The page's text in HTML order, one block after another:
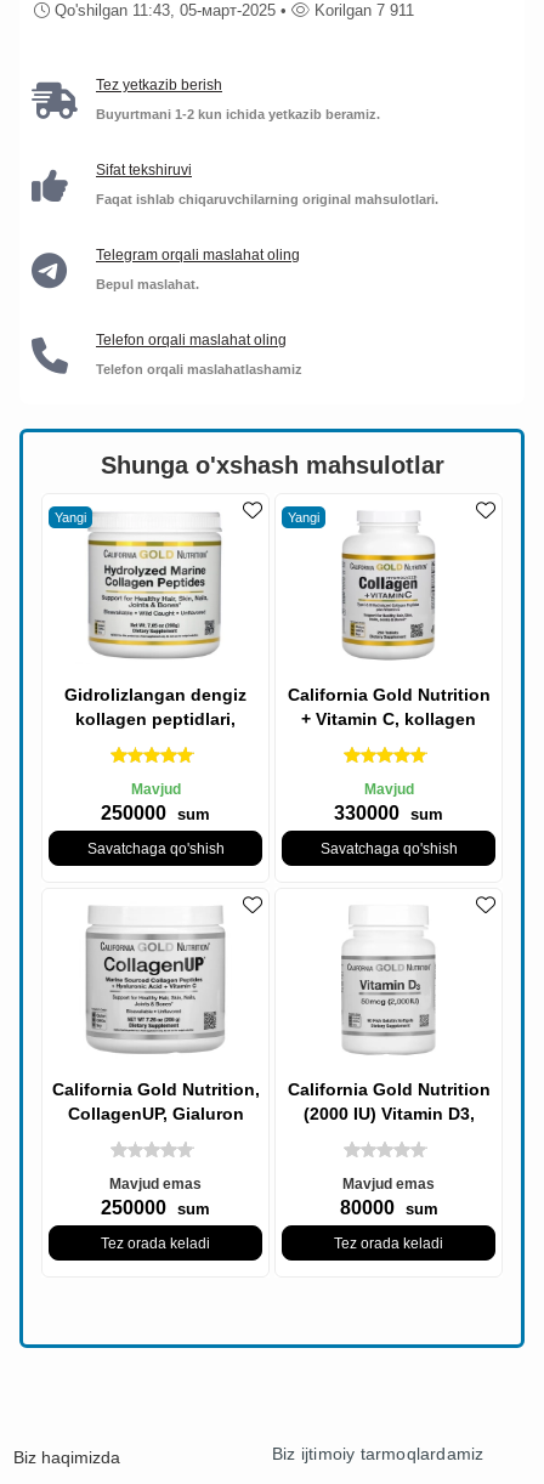
Qo'shilgan 11:43, 05-март-2025 • Korilgan 7 911
Tez yetkazib berish
Buyurtmani 1-2 kun ichida yetkazib beramiz.
Sifat tekshiruvi
Faqat ishlab chiqaruvchilarning original mahsulotlari.
Telegram orqali maslahat oling
Bepul maslahat.
Telefon orqali maslahat oling
Telefon orqali maslahatlashamiz
Shunga o'xshash mahsulotlar
Yangi
Gidrolizlangan dengiz
kollagen peptidlari,
Kaliforniya oltin
oziqlanishi, 200 g
Mavjud
250000 sum
Savatchaga qo'shish
Yangi
California Gold Nutrition
+ Vitamin C, kollagen
peptidlari, 1 va 3-toifa,
250
Mavjud
330000 sum
Savatchaga qo'shish
California Gold Nutrition,
CollagenUP, Gialuron
kislotasi va S vitamini
bilan
Mavjud emas
250000 sum
Tez orada keladi
California Gold Nutrition
(2000 IU) Vitamin D3,
Vitamin D3, 50 mkg, 90
Baliq
Mavjud emas
80000 sum
Tez orada keladi
Biz haqimizda Biz ijtimoiy tarmoqlardamiz